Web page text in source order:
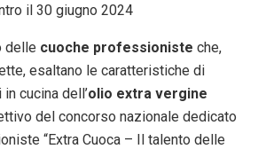
il 30 giugno 2024
delle cuoche professioniste che,
esaltano le caratteristiche di
cucina dell’olio extra vergine
del concorso nazionale dedicato
“Extra Cuoca – Il talento delle